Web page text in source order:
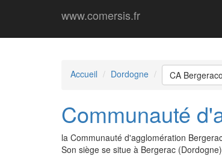
www.comersis.fr
Accueil Dordogne CA
Communauté
la Communauté d'agglomération
Son siège se situe à Bergerac